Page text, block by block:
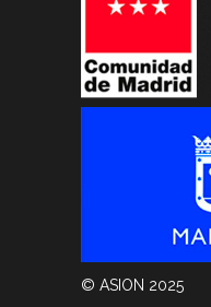
© ASION 2025